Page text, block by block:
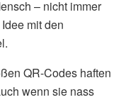
– nicht immer
mit den
QR-Codes haften
wenn sie nass